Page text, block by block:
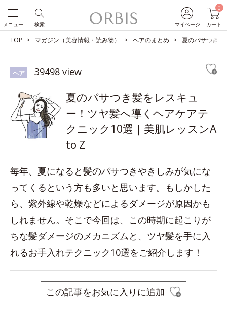
マイページ
0
カート
検索
メニュー
TOP マガジン（美容情報・読み物） ヘアのまとめ 夏のパサつき髪
ヘア 39498 view
夏のパサつき髪をレスキュ
ー！ツヤ髪へ導くヘアケアテ
クニック10選｜美肌レッスンA
to Z
毎年、夏になると髪のパサつきやきしみが気にな
ってくるという方も多いと思います。もしかした
ら、紫外線や乾燥などによるダメージが原因かも
しれません。そこで今回は、この時期に起こりが
ちな髪ダメージのメカニズムと、ツヤ髪を手に入
れるお手入れテクニック10選をご紹介します！
この記事をお気に入りに追加